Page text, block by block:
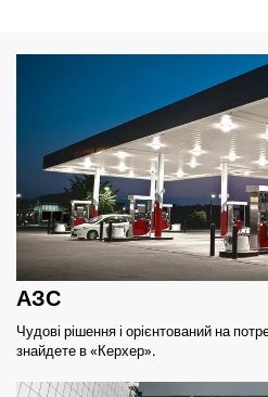
АЗС
Чудові рішення і орієнтований на
знайдете в «Керхер».